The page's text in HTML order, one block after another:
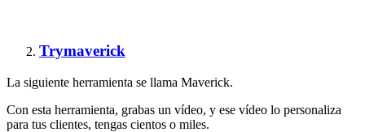
Trymaverick
La siguiente herramienta se llama Maverick.
Con esta herramienta, grabas un vídeo, y ese vídeo lo personaliza
para tus clientes, tengas cientos o miles.